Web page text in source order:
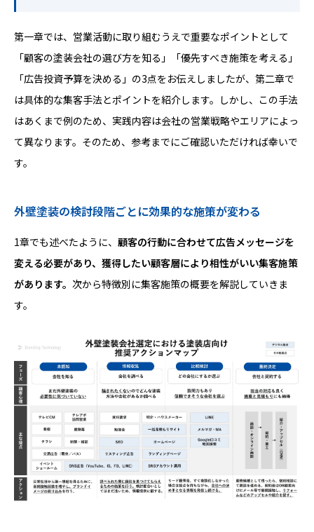
第一章では、営業活動に取り組むうえで重要なポイントとして
「顧客の塗装会社の選び方を知る」「優先すべき施策を考える」
「広告投資予算を決める」の3点をお伝えしましたが、第二章で
は具体的な集客手法とポイントを紹介します。しかし、この手法
はあくまで例のため、実践内容は会社の営業戦略やエリアによっ
て異なります。そのため、参考までにご確認いただければ幸いで
す。
外壁塗装の検討段階ごとに効果的な施策が変わる
1章でも述べたように、 顧客の行動に合わせて広告メッセージを
変える必要があり、獲得したい顧客層により相性がいい集客施策
があります。 次から特徴別に集客施策の概要を解説していきま
す。